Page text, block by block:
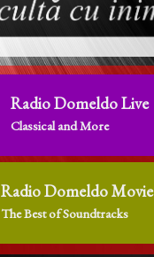
Radio Domeldo Live
Classical and More
Radio Domeldo Movie
The Best of Soundtracks